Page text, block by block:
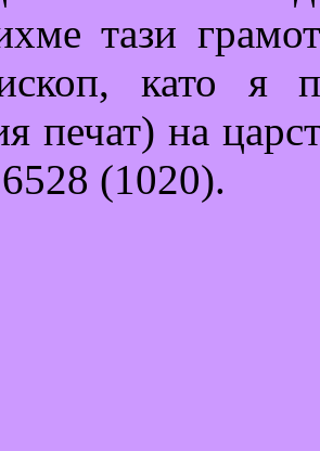
тази
като я
печат) на
(1020).